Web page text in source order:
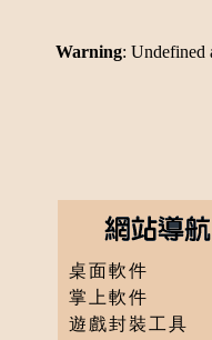
Warning:
桌面軟件
掌上軟件
遊戲封裝工具